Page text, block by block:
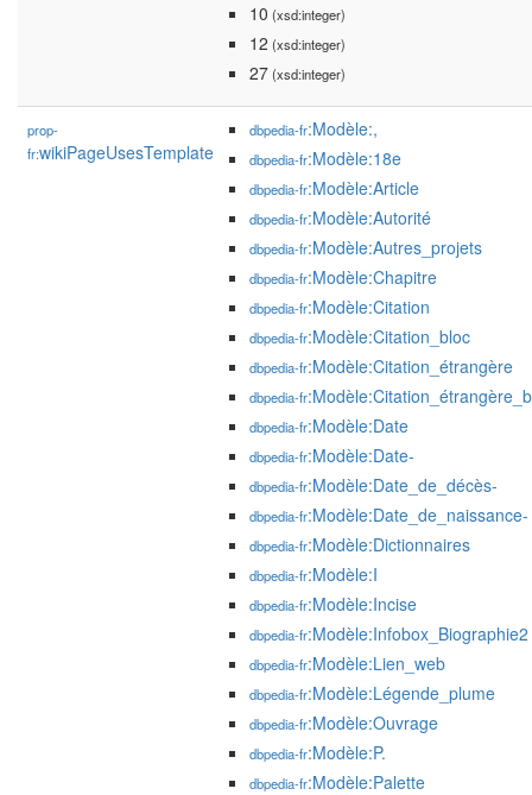
10 (xsd:integer)
12 (xsd:integer)
27(xsd:integer)
prop-
fr:wikiPageUsesTemplate
dbpedia-fr:Modèle:,
dbpedia-fr:Modèle:18e
dbpedia-fr:Modèle:Article
dbpedia-fr:Modèle:Autorité
dbpedia-fr:Modèle:Autres_projets
dbpedia-fr:Modèle:Chapitre
dbpedia-fr:Modèle:Citation
dbpedia-fr:Modèle:Citation_bloc
dbpedia-fr:Modèle:Citation_étrangère
dbpedia-fr
dbpedia-fr:Modèle:Date
dbpedia-fr:Modèle:Date-
dbpedia-fr:Modèle:Date_de_décès-
dbpedia-fr:Modèle:Date_de_naissance-
dbpedia-fr:Modèle:Dictionnaires
dbpedia-fr:Modèle:I
dbpedia-fr:Modèle:Incise
dbpedia-fr:Modèle:Infobox_Biographie2
dbpedia-fr:Modèle:Lien_web
dbpedia-fr:Modèle:Légende_plume
dbpedia-fr:Modèle:Ouvrage
dbpedia-fr:Modèle:P.
dbpedia-fr:Modèle:Palette